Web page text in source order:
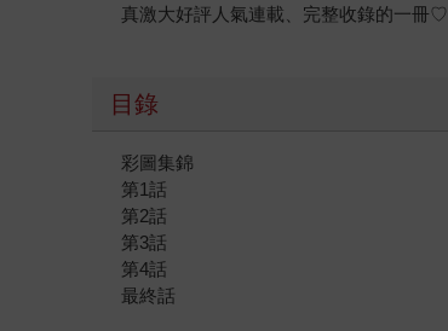
真激大好評人氣連載、完整收錄的一冊♡
目錄
彩圖集錦
第1話
第2話
第3話
第4話
最終話